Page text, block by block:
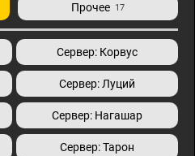
Прочее 17
Сервер: Корвус
Сервер: Луций
Сервер: Нагашар
Сервер: Тарон